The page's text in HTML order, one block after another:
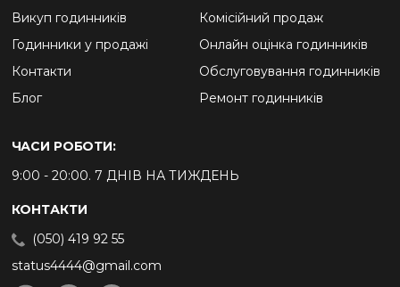
Викуп годинників
Годинники у продажі
Контакти
Блог
Комісійний продаж
Онлайн оцінка годинників
Обслуговування годинників
Ремонт годинників
ЧАСИ РОБОТИ:
9:00 - 20:00. 7 ДНІВ НА ТИЖДЕНЬ
КОНТАКТИ
(050) 419 92 55
status4444@gmail.com